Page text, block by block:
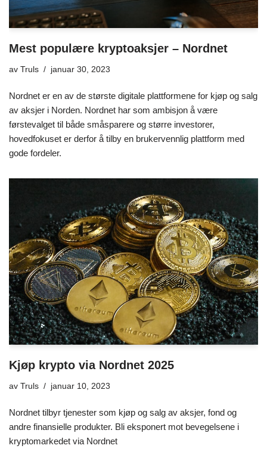
Mest populære kryptoaksjer – Nordnet
av Truls januar 30, 2023
Nordnet er en av de største digitale plattformene for kjøp og salg
av aksjer i Norden. Nordnet har som ambisjon å være
førstevalget til både småsparere og større investorer,
hovedfokuset er derfor å tilby en brukervennlig plattform med
gode fordeler.
Kjøp krypto via Nordnet 2025
av Truls januar 10, 2023
Nordnet tilbyr tjenester som kjøp og salg av aksjer, fond og
andre finansielle produkter. Bli eksponert mot bevegelsene i
kryptomarkedet via Nordnet